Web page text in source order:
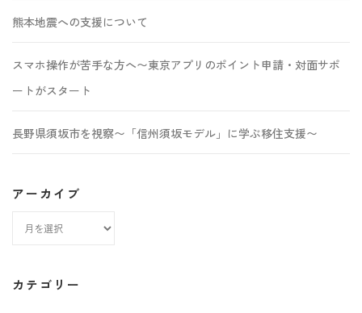
熊本地震への支援について
スマホ操作が苦手な方へ〜東京アプリのポイント申請・対面サポ
ートがスタート
長野県須坂市を視察〜「信州須坂モデル」に学ぶ移住支援〜
アーカイブ
カテゴリー